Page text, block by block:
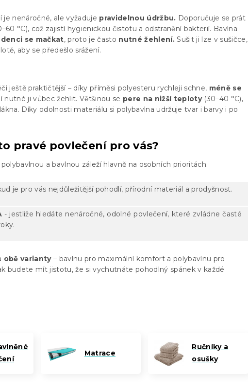
je nenáročné, ale vyžaduje pravidelnou údržbu. Doporučuje se prát
°C), což zajistí hygienickou čistotu a odstranění bakterií. Bavlna
se mačkat, proto je často nutné žehlení. Sušit ji lze v sušičce,
aby se předešlo srážení.
ještě praktičtější – díky příměsi polyesteru rychleji schne, méně se
nutné ji vůbec žehlit. Většinou se pere na nižší teploty(30–40 °C),
Díky odolnosti materiálu si polybavlna udržuje tvar i barvy i po
pravé povlečení pro vás?
a bavlnou záleží hlavně na osobních prioritách.
je pro vás nejdůležitější pohodlí, přírodní materiál a prodyšnost.
- jestliže hledáte nenáročné, odolné povlečení, které zvládne časté
obě varianty– bavlnu pro maximální komfort a polybavlnu pro
budete mít jistotu, že si vychutnáte pohodlný spánek v každé
Matrace
Ručníky a
osušky